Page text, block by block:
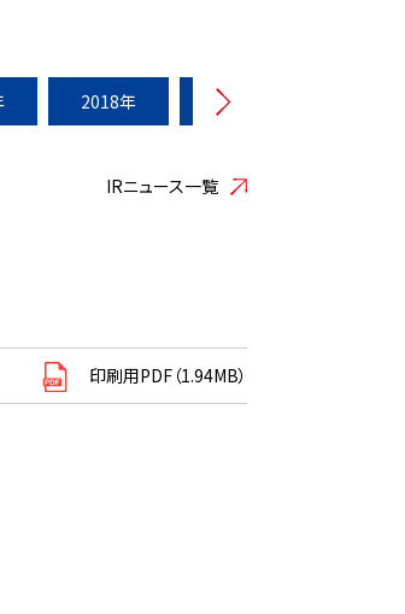
2018年 2017年
IRニュース一覧
印刷用PDF（1.94MB）